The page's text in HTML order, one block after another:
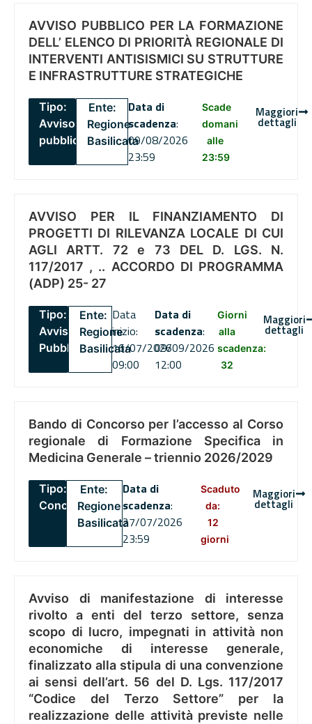
AVVISO PUBBLICO PER LA FORMAZIONE
DELL’ ELENCO DI PRIORITÀ REGIONALE DI
INTERVENTI ANTISISMICI SU STRUTTURE
E INFRASTRUTTURE STRATEGICHE
Tipo:
Avviso
pubblico
Ente:
Regione
Basilicata
Data di
scadenza:
09/08/2026
23:59
Scade
domani
alle
23:59
Maggiori
dettagli
AVVISO PER IL FINANZIAMENTO DI
PROGETTI DI RILEVANZA LOCALE DI CUI
AGLI ARTT. 72 e 73 DEL D. LGS. N.
117/2017 , .. ACCORDO DI PROGRAMMA
(ADP) 25- 27
Tipo:
Avviso
Pubblico
Ente:
Regione
Basilicata
Data
inizio:
16/07/2026
09:00
Data di
scadenza:
09/09/2026
12:00
Giorni
alla
scadenza:
32
Maggiori
dettagli
Bando di Concorso per l’accesso al Corso
regionale di Formazione Specifica in
Medicina Generale – triennio 2026/2029
Tipo:
Concorsi
Ente:
Regione
Basilicata
Data di
scadenza:
27/07/2026
23:59
Scaduto
da:
12
giorni
Maggiori
dettagli
Avviso di manifestazione di interesse
rivolto a enti del terzo settore, senza
scopo di lucro, impegnati in attività non
economiche di interesse generale,
finalizzato alla stipula di una convenzione
ai sensi dell’art. 56 del D. Lgs. 117/2017
“Codice del Terzo Settore” per la
realizzazione delle attività previste nelle